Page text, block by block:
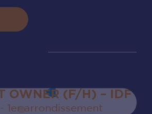
OWNER (F/H) – IDF
1er arrondissement